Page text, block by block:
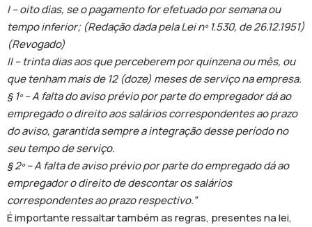
I – oito dias, se o pagamento for efetuado por semana ou
tempo inferior; (Redação dada pela Lei nº 1.530, de 26.12.1951)
(Revogado)
II – trinta dias aos que perceberem por quinzena ou mês, ou
que tenham mais de 12 (doze) meses de serviço na empresa.
§ 1º – A falta do aviso prévio por parte do empregador dá ao
empregado o direito aos salários correspondentes ao prazo
do aviso, garantida sempre a integração desse período no
seu tempo de serviço.
§ 2º – A falta de aviso prévio por parte do empregado dá ao
empregador o direito de descontar os salários
correspondentes ao prazo respectivo.”
É importante ressaltar também as regras, presentes na lei,